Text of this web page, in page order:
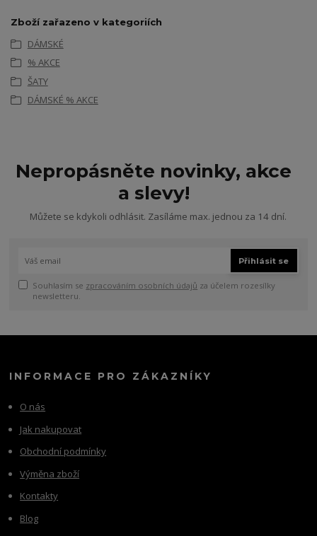
Zboží zařazeno v kategoriích
DÁMSKÉ
% AKCE
ŠATY
DÁMSKÉ % AKCE
Nepropásněte novinky, akce
a slevy!
Můžete se kdykoli odhlásit. Zasíláme max. jednou za 14 dní.
Přihlásit se
Souhlasím se zpracováním osobních údajů za účelem rozesílky
newsletteru.
INFORMACE PRO ZÁKAZNÍKY
O nás
Jak nakupovat
Obchodní podmínky
Výměna zboží
Kontakty
Blog